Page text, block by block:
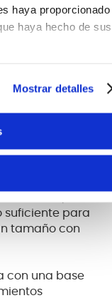
haya proporcionado
haya hecho de sus
Mostrar detalles
un toque
o escenario.
suficiente para
tamaño con
con una base